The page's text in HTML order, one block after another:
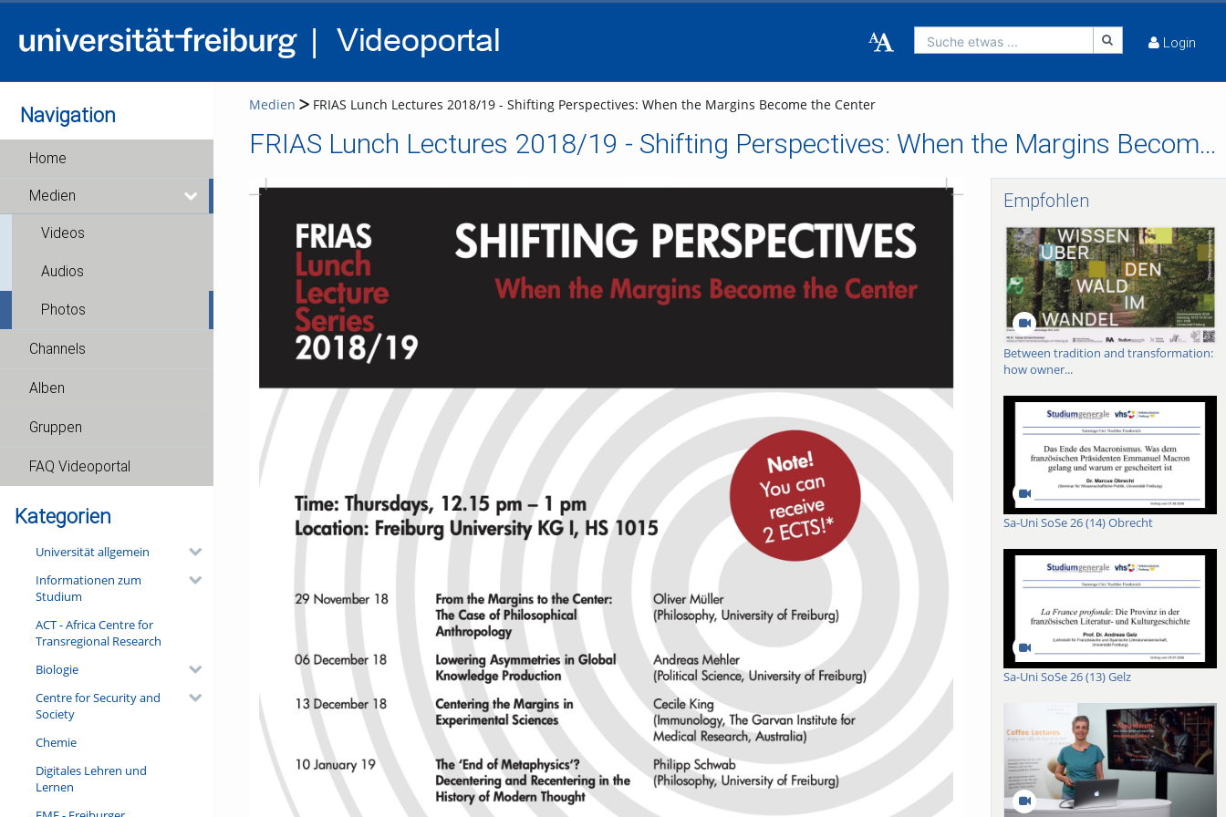
Suche etwas ... Login
Navigation
Home
Medien
Videos
Audios
Photos
Channels
Alben
Gruppen
FAQ Videoportal
Kategorien
Universität allgemein
Informationen zum
Studium
ACT - Africa Centre for
Transregional Research
Biologie
Centre for Security and
Society
Chemie
Digitales Lehren und
Lernen
Medien FRIAS Lunch Lectures 2018/19 - Shifting Perspectives: When the Margins Become the Center
FRIAS Lunch Lectures 2018/19 - Shifting Perspectives: When the Margins Become the Center
Empfohlen
Between tradition and transformation:
how owner...
Sa-Uni SoSe 26 (14) Obrecht
Sa-Uni SoSe 26 (13) Gelz